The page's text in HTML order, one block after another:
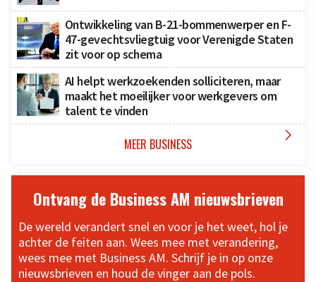
Ontwikkeling van B-21-bommenwerper en F-
47-gevechtsvliegtuig voor Verenigde Staten
zit voor op schema
AI helpt werkzoekenden solliciteren, maar
maakt het moeilijker voor werkgevers om
talent te vinden
MEER BUSINESS 
Ontvang de Business AM nieuwsbrieven
De wereld verandert snel en voor je het weet, hol je
achter de feiten aan. Wees mee met verandering,
wees mee met Business AM. Schrijf je in op onze
nieuwsbrieven en houd de vinger aan de pols.